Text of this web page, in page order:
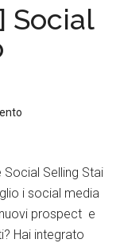
Social
Social Selling Stai
i social media
prospect e
Hai integrato